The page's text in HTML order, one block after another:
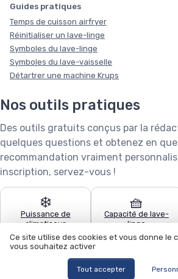
Guides pratiques
Temps de cuisson airfryer
Réinitialiser un lave-linge
Symboles du lave-linge
Symboles du lave-vaisselle
Détartrer une machine Krups
Nos outils pratiques
Des outils gratuits conçus par la
quelques questions et obtenez en
recommandation vraiment
inscription, servez-vous !
❄️
Puissance de
climatiseur
🧺
Capacité de lave-
linge
🧹
Quel aspirateur
Configurateur lave-
vaisselle
Ce site utilise des cookies et vous donne le
vous souhaitez activer
Tout accepter